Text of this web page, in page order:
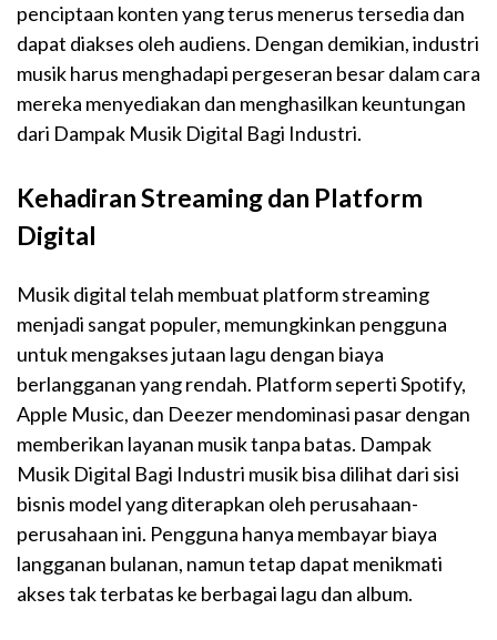
penciptaan konten yang terus menerus tersedia dan
dapat diakses oleh audiens. Dengan demikian, industri
musik harus menghadapi pergeseran besar dalam cara
mereka menyediakan dan menghasilkan keuntungan
dari Dampak Musik Digital Bagi Industri.
Kehadiran Streaming dan Platform
Digital
Musik digital telah membuat platform streaming
menjadi sangat populer, memungkinkan pengguna
untuk mengakses jutaan lagu dengan biaya
berlangganan yang rendah. Platform seperti Spotify,
Apple Music, dan Deezer mendominasi pasar dengan
memberikan layanan musik tanpa batas. Dampak
Musik Digital Bagi Industri musik bisa dilihat dari sisi
bisnis model yang diterapkan oleh perusahaan-
perusahaan ini. Pengguna hanya membayar biaya
langganan bulanan, namun tetap dapat menikmati
akses tak terbatas ke berbagai lagu dan album.